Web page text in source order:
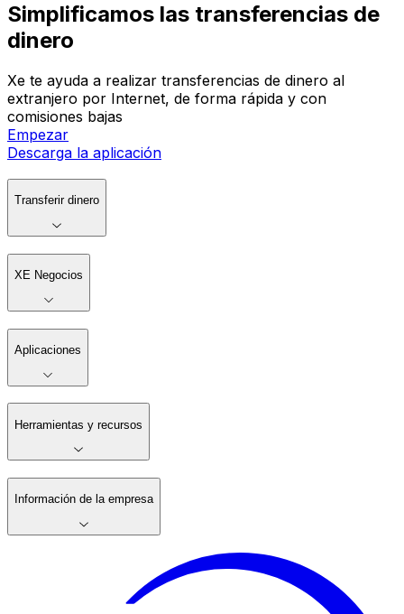
Simplificamos las transferencias de
dinero
Xe te ayuda a realizar transferencias de dinero al
extranjero por Internet, de forma rápida y con
comisiones bajas
Empezar
Descarga la aplicación
Transferir dinero
XE Negocios
Aplicaciones
Herramientas y recursos
Información de la empresa